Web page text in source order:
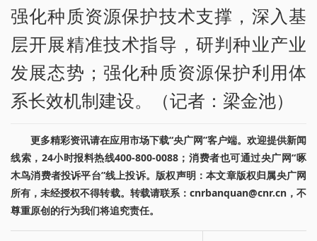
强化种质资源保护技术支撑，深入基
层开展精准技术指导，研判种业产业
发展态势；强化种质资源保护利用体
系长效机制建设。（记者：梁金池）
更多精彩资讯请在应用市场下载“央广网”客户端。欢迎提供新闻
线索，24小时报料热线400-800-0088；消费者也可通过央广网“啄
木鸟消费者投诉平台”线上投诉。版权声明：本文章版权归属央广网
所有，未经授权不得转载。转载请联系：cnrbanquan@cnr.cn，不
尊重原创的行为我们将追究责任。